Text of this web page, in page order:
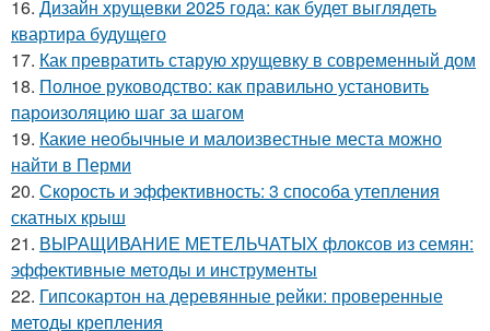
16. Дизайн хрущевки 2025 года: как будет выглядеть
квартира будущего
17. Как превратить старую хрущевку в современный дом
18. Полное руководство: как правильно установить
пароизоляцию шаг за шагом
19. Какие необычные и малоизвестные места можно
найти в Перми
20. Скорость и эффективность: 3 способа утепления
скатных крыш
21. ВЫРАЩИВАНИЕ МЕТЕЛЬЧАТЫХ флоксов из семян:
эффективные методы и инструменты
22. Гипсокартон на деревянные рейки: проверенные
методы крепления